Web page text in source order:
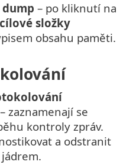
– po kliknutí na
cílové složky
obsahu paměti.
– zaznamenají se
kontroly zpráv.
a odstranit